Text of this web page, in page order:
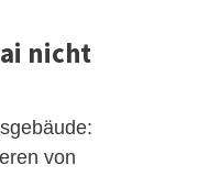
nicht
von